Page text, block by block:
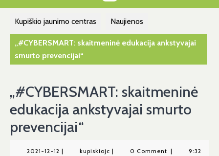
Kupiškio jaunimo centras Naujienos
„#CYBERSMART: skaitmeninė edukacija ankstyvajai
smurto prevencijai“
„#CYBERSMART: skaitmeninė
edukacija ankstyvajai smurto
prevencijai“
2021-12-12 | kupiskiojc | 0 Comment |
9:32